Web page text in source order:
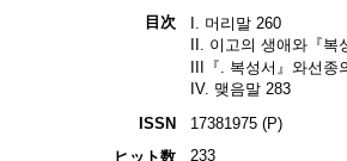
目次
I. 머리말 260
II. 이고의 생애와『
III『. 복성서』와선
IV. 맺음말 283
ISSN
17381975 (P)
ヒット数
233